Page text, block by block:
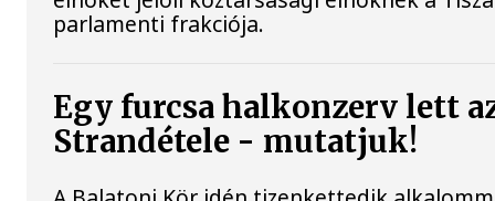
parlamenti frakciója.
Egy furcsa halkonzerv lett
Strandétele - mutatjuk!